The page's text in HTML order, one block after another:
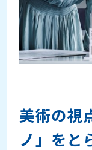
美術の視
ノ」をと